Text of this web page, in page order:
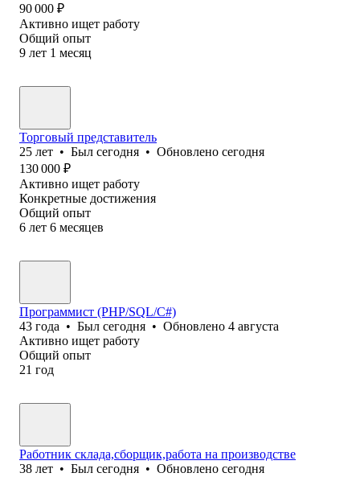
90 000 ₽
Активно ищет работу
Общий опыт
9 лет 1 месяц
Торговый представитель
25 лет • Был сегодня • Обновлено сегодня
130 000 ₽
Активно ищет работу
Конкретные достижения
Общий опыт
6 лет 6 месяцев
Программист (PHP/SQL/C#)
43 года • Был сегодня • Обновлено 4 августа
Активно ищет работу
Общий опыт
21 год
Работник склада,сборщик,работа на производстве
38 лет • Был сегодня • Обновлено сегодня